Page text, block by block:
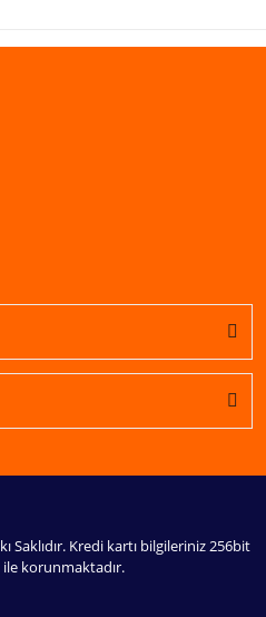
Saklıdır. Kredi kartı bilgileriniz 256bit
ile korunmaktadır.